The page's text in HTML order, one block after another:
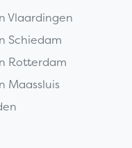
Vlaardingen
Schiedam
Rotterdam
Maassluis